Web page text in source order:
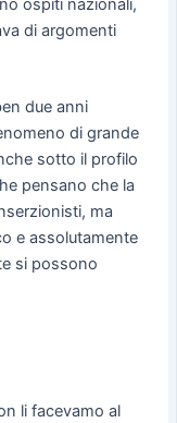
ospiti nazionali,
di argomenti
due anni
di grande
sotto il profilo
pensano che la
ma
e assolutamente
si possono
li facevamo al